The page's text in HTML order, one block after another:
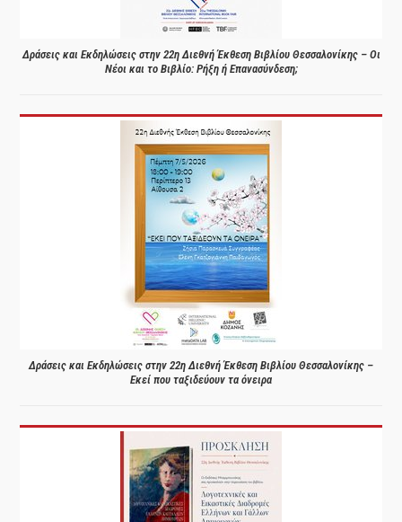
Δράσεις και Εκδηλώσεις στην 22η Διεθνή Έκθεση Βιβλίου Θεσσαλονίκης – Οι
Νέοι και το Βιβλίο: Ρήξη ή Επανασύνδεση;
Δράσεις και Εκδηλώσεις στην 22η Διεθνή Έκθεση Βιβλίου Θεσσαλονίκης –
Εκεί που ταξιδεύουν τα όνειρα